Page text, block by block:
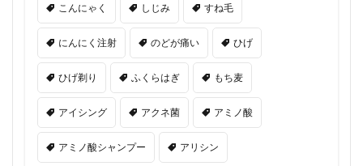
こんにゃく しじみ すね毛
にんにく注射 のどが痛い ひげ
ひげ剃り ふくらはぎ もち麦
アイシング アクネ菌 アミノ酸
アミノ酸シャンプー アリシン